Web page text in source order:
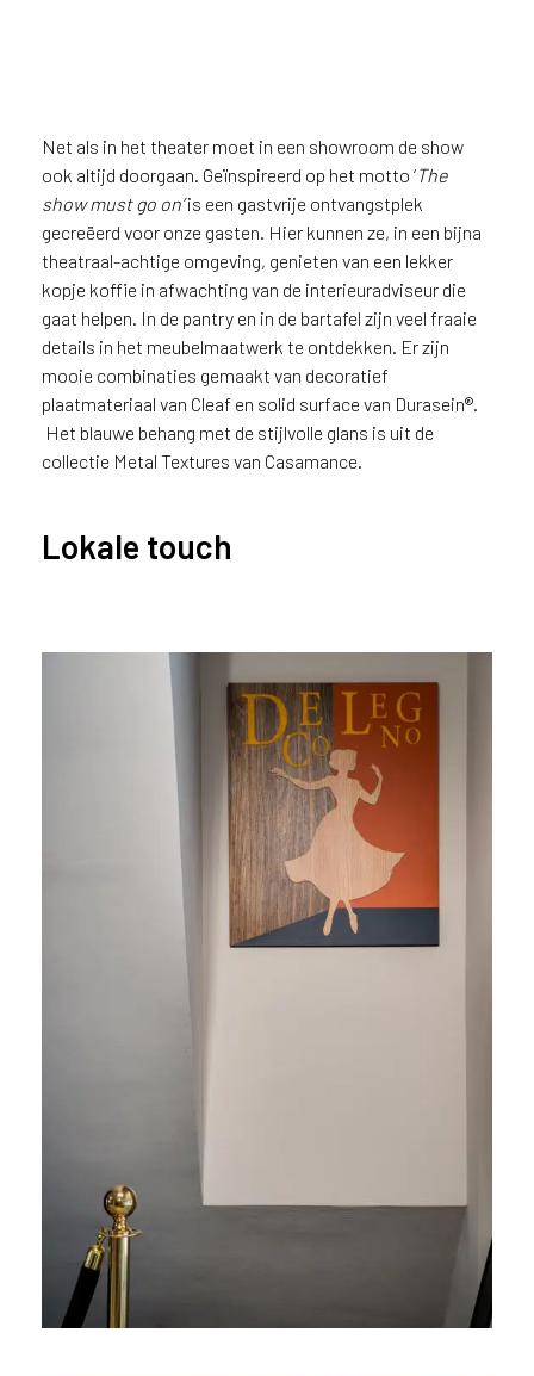
Net als in het theater moet in een showroom de show
ook altijd doorgaan. Geïnspireerd op het motto ‘The
show must go on’is een gastvrije ontvangstplek
gecreëerd voor onze gasten. Hier kunnen ze, in een bijna
theatraal-achtige omgeving, genieten van een lekker
kopje koffie in afwachting van de interieuradviseur die
gaat helpen. In de pantry en in de bartafel zijn veel fraaie
details in het meubelmaatwerk te ontdekken. Er zijn
mooie combinaties gemaakt van decoratief
plaatmateriaal van Cleaf en solid surface van Durasein®.
Het blauwe behang met de stijlvolle glans is uit de
collectie Metal Textures van Casamance.
Lokale touch